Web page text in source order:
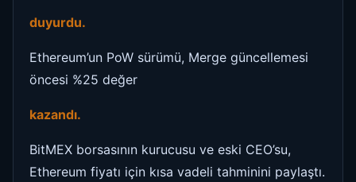
duyurdu.
Ethereum’un PoW sürümü, Merge güncellemesi
öncesi %25 değer
kazandı.
BitMEX borsasının kurucusu ve eski CEO’su,
Ethereum fiyatı için kısa vadeli tahminini paylaştı.